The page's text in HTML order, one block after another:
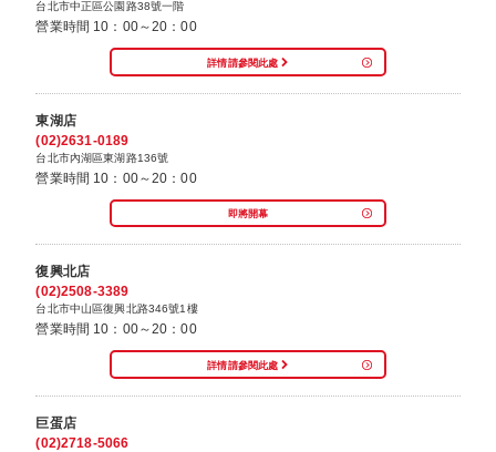
台北市中正區公園路38號一階
營業時間 10：00～20：00
詳情請參閱此處
東湖店
(02)2631-0189
台北市內湖區東湖路136號
營業時間 10：00～20：00
即將開幕
復興北店
(02)2508-3389
台北市中山區復興北路346號1樓
營業時間 10：00～20：00
詳情請參閱此處
巨蛋店
(02)2718-5066